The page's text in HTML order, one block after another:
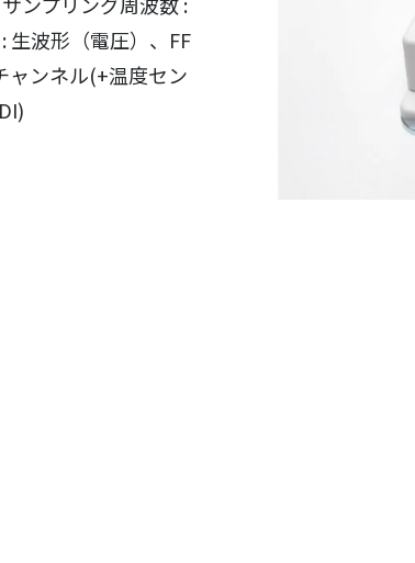
生波形（電圧）、FF
ャンネル(+温度セン